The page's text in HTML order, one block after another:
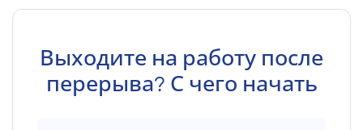
Выходите на работу после
перерыва? С чего начать